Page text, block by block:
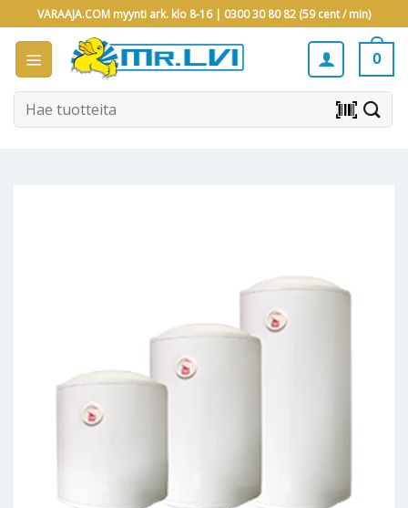
to
content
VARAAJA.COM myynti ark. klo 8-16 | 0300 30 80 82 (59 cent / min)
0
Etsi: barcode_scanner